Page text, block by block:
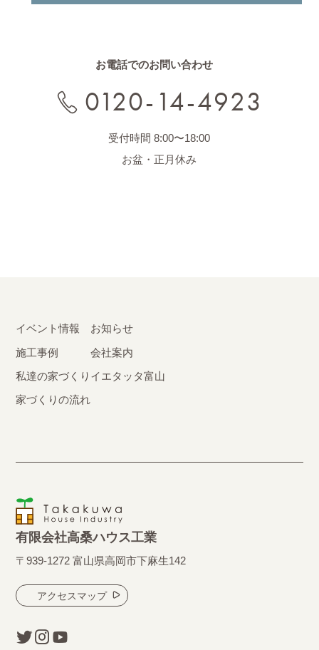
お電話でのお問い合わせ
0120-14-4923
受付時間 8:00〜18:00
お盆・正月休み
有限会社高桑ハウス工業
〒939-1272 富山県高岡市下麻生142
アクセスマップ
イベント情報
施工事例
私達の家づくり
家づくりの流れ
お知らせ
会社案内
イエタッタ富山